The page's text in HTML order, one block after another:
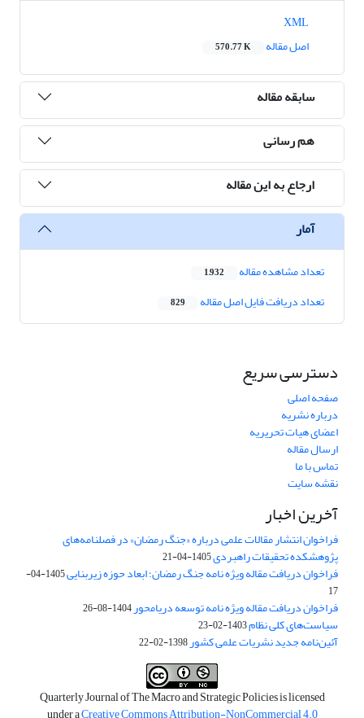
اصل مقاله
570.77 K
سابقه مقاله
هم رسانی
ارجاع به این مقاله
آمار
تعداد مشاهده مقاله 1,932
تعداد دریافت فایل اصل مقاله 829
دسترسی سریع
صفحه اصلی
درباره نشریه
اعضای هیات تحریریه
ارسال مقاله
تماس با ما
نقشه سایت
آخرین اخبار
فراخوان انتشار مقالات علمی درباره «جنگ رمضان» در فصلنامه‌های
پژوهشکده تحقیقات راهبردی1405-04-21
فراخوان دریافت مقاله ویژه نامه جنگ رمضان؛ ابعاد حوزه زیربنایی
1405-04-
17
فراخوان دریافت مقاله ویژه نامه توسعه دریامحور1404-08-26
سیاست‌های کلی نظام1403-02-23
آئین‌نامه جدید نشریات علمی کشور1398-02-22
Quarterly Journal of The Macro and Strategic Policies is licensed